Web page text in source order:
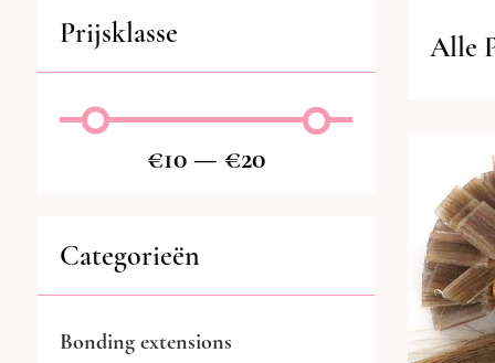
Prijsklasse
€10— €20
Categorieën
Bonding extensions
Alle